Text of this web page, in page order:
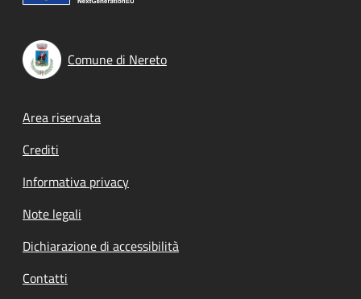
Comune di Nereto
Footer menu
Area riservata
Crediti
Informativa privacy
Note legali
Dichiarazione di accessibilità
Contatti